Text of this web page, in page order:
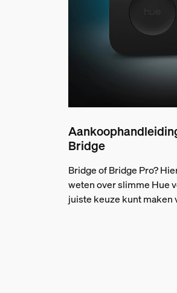
Bridge
Bridge of Bridge Pro?
weten over slimme Hue
juiste keuze kunt maken